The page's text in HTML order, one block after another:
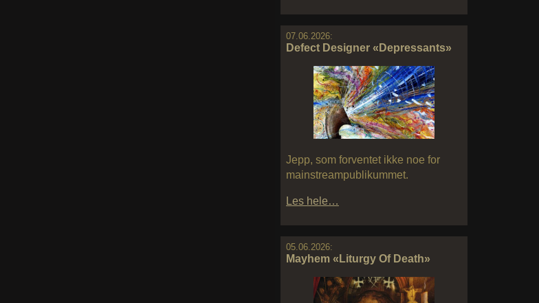
07.06.2026:
Defect Designer «Depressants»
Jepp, som forventet ikke noe for
mainstreampublikummet.
Les hele…
05.06.2026:
Mayhem «Liturgy Of Death»